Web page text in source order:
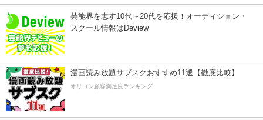
芸能界を志す10代～20代を応援！オーディション・
スクール情報はDeview
漫画読み放題サブスクおすすめ11選【徹底比較】
オリコン顧客満足度ランキング